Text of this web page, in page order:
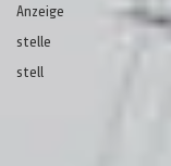
Anzeige
stelle
stell